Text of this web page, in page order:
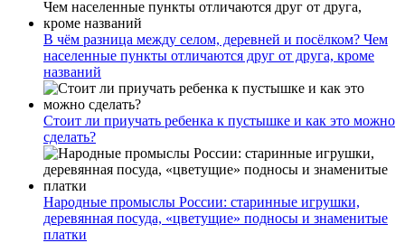
В чём разница между селом, деревней и посёлком? Чем
населенные пункты отличаются друг от друга, кроме
названий
Стоит ли приучать ребенка к пустышке и как это можно
сделать?
Народные промыслы России: старинные игрушки,
деревянная посуда, «цветущие» подносы и знаменитые
платки